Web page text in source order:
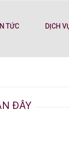
TỨC DỊCH
ĐÂY